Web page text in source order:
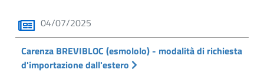
04/07/2025
Carenza BREVIBLOC (esmololo) - modalità di richiesta
d'importazione dall'estero